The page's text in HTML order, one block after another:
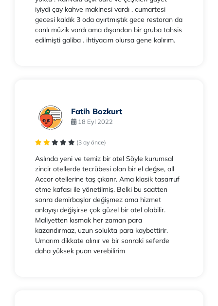
iyiydi çay kahve makinesi vardı . cumartesi
gecesi kaldık 3 oda ayırtmıştık gece restoran da
canlı müzik vardı ama dışarıdan bir gruba tahsis
edilmişti galiba . ihtiyacım olursa gene kalırım.
Fatih Bozkurt
18 Eyl 2022
(3 ay önce)
Aslında yeni ve temiz bir otel Söyle kurumsal
zincir otellerde tecrübesi olan bir el değse, all
Accor otellerine taş çıkarır. Ama klasik tasarruf
etme kafası ile yönetilmiş. Belki bu saatten
sonra demirbaşlar değişmez ama hizmet
anlayışı değişirse çok güzel bir otel olabilir.
Maliyetten kısmak her zaman para
kazandırmaz, uzun solukta para kaybettirir.
Umarım dikkate alınır ve bir sonraki seferde
daha yüksek puan verebilirim